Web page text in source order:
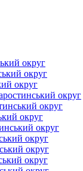
округ
округ
округ
округ
округ
округ
округ
округ
округ
округ